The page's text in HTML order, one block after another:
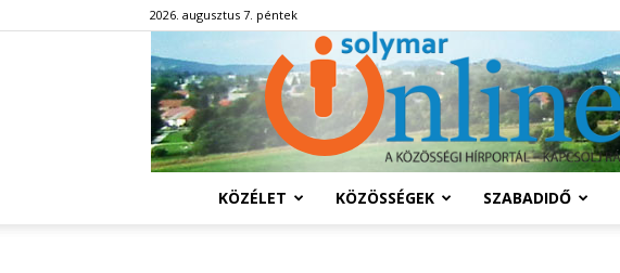
2026. augusztus 7. péntek
KÖZÉLET KÖZÖSSÉGEK SZABADIDŐ